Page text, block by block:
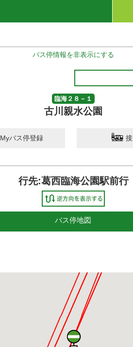
バス停情報を非表示にする
臨海２８－１
古川親水公園
Myバス停登録
行先:葛西臨海公園駅前行
バス停地図